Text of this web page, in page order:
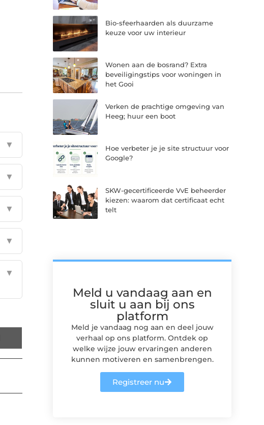
▼
▼
▼
▼
▼
Bio-sfeerhaarden als duurzame
keuze voor uw interieur
Wonen aan de bosrand? Extra
beveiligingstips voor woningen in
het Gooi
Verken de prachtige omgeving van
Heeg; huur een boot
Hoe verbeter je je site structuur voor
Google?
SKW-gecertificeerde VvE beheerder
kiezen: waarom dat certificaat echt
telt
Meld u vandaag aan en
sluit u aan bij ons
platform
Meld je vandaag nog aan en deel jouw
verhaal op ons platform. Ontdek op
welke wijze jouw ervaringen anderen
kunnen motiveren en samenbrengen.
Registreer nu